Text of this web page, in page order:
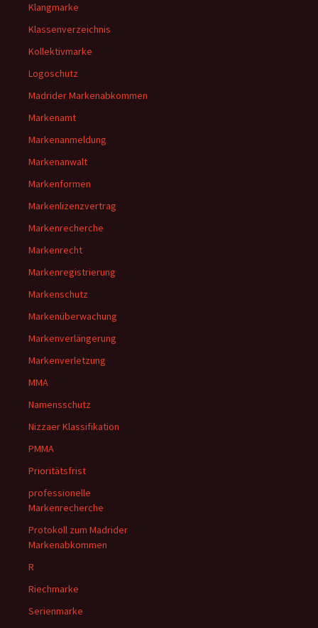
Klangmarke
Klassenverzeichnis
Kollektivmarke
Logoschutz
Madrider Markenabkommen
Markenamt
Markenanmeldung
Markenanwalt
Markenformen
Markenlizenzvertrag
Markenrecherche
Markenrecht
Markenregistrierung
Markenschutz
Markenüberwachung
Markenverlängerung
Markenverletzung
MMA
Namensschutz
Nizzaer Klassifikation
PMMA
Prioritätsfrist
professionelle
Markenrecherche
Protokoll zum Madrider
Markenabkommen
R
Riechmarke
Serienmarke